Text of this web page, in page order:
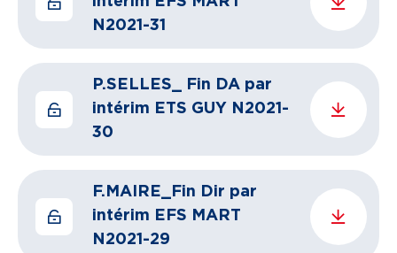
N2021-31
P.SELLES_ Fin DA par
intérim ETS GUY N2021-
30
F.MAIRE_Fin Dir par
intérim EFS MART
N2021-29